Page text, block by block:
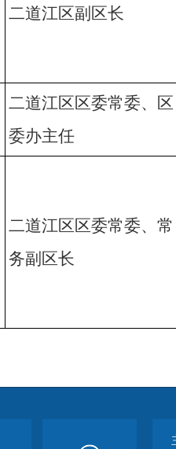
二道江区副区长
二道江区区委常委、区
委办主任
二道江区区委常委、常
务副区长